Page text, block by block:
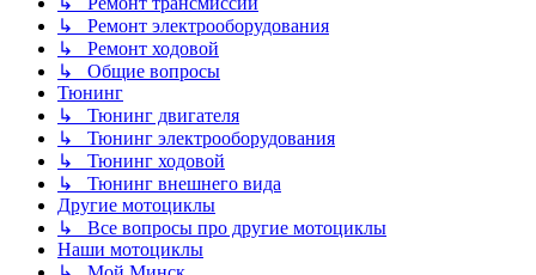
↳ Ремонт электрооборудования
↳ Ремонт ходовой
↳ Общие вопросы
Тюнинг
↳ Тюнинг двигателя
↳ Тюнинг электрооборудования
↳ Тюнинг ходовой
↳ Тюнинг внешнего вида
Другие мотоциклы
↳ Все вопросы про другие мотоциклы
Наши мотоциклы